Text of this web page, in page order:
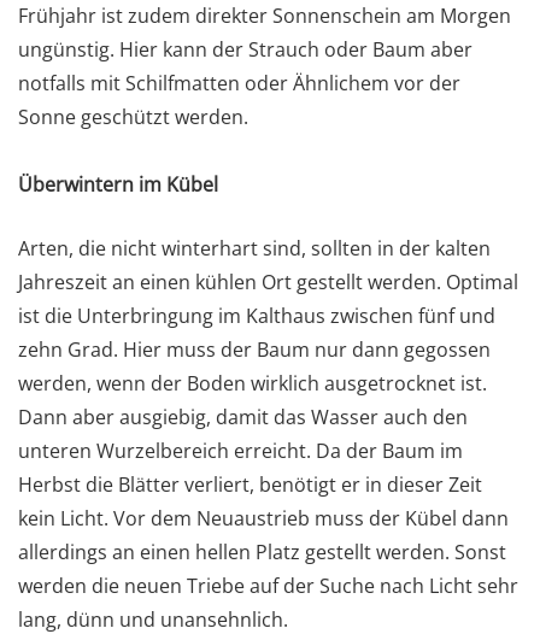
Frühjahr ist zudem direkter Sonnenschein am Morgen
ungünstig. Hier kann der Strauch oder Baum aber
notfalls mit Schilfmatten oder Ähnlichem vor der
Sonne geschützt werden.
Überwintern im Kübel
Arten, die nicht winterhart sind, sollten in der kalten
Jahreszeit an einen kühlen Ort gestellt werden. Optimal
ist die Unterbringung im Kalthaus zwischen fünf und
zehn Grad. Hier muss der Baum nur dann gegossen
werden, wenn der Boden wirklich ausgetrocknet ist.
Dann aber ausgiebig, damit das Wasser auch den
unteren Wurzelbereich erreicht. Da der Baum im
Herbst die Blätter verliert, benötigt er in dieser Zeit
kein Licht. Vor dem Neuaustrieb muss der Kübel dann
allerdings an einen hellen Platz gestellt werden. Sonst
werden die neuen Triebe auf der Suche nach Licht sehr
lang, dünn und unansehnlich.